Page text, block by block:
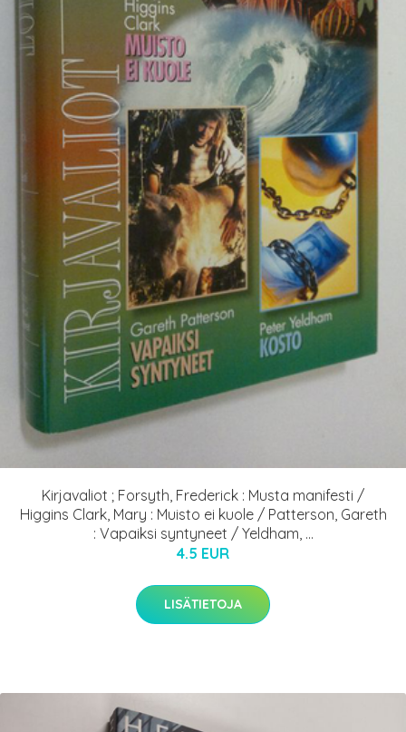
Kirjavaliot ; Forsyth, Frederick : Musta manifesti /
Higgins Clark, Mary : Muisto ei kuole / Patterson, Gareth
: Vapaiksi syntyneet / Yeldham, ...
4.5 EUR
LISÄTIETOJA